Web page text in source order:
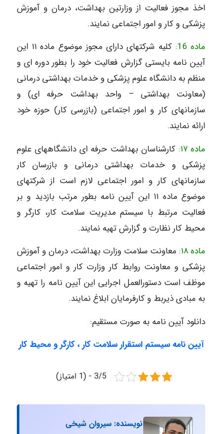
اخذ مجوز فعالیت از وزارتین بهداشت، درمان و آموزش
پزشکی و کار و امور اجتماعی نمایند.
ماده 16:
کلیه شرکتهای دارای مجوز موضوع ماده ۱۱ این
آیین نامه بایستی گزارش فعالیت خود را بطور دوره ای و
منظم به دانشگاه علوم پزشکی و خدمات بهداشتی درمانی
(معاونت بهداشتی – واحد بهداشت حرفه ای) و
سازمانهای کار و امور اجتماعی (بازرسی کار) حوزه خود
ارائه نمایند.
ماده ۱۷:
کارشناسان بهداشت حرفه ای دانشگاههای علوم
پزشکی و خدمات بهداشتی درمانی و بازرسان کار
سازمانهای کار و امور اجتماعی لازم است از شرکتهای
موضوع ماده ۱۱ این آیین نامه بطور مرتب بازدید و بر
فعالیت مرتبط با سیستم مدیریت سلامت کار، کارگر و
محیط کار نظارت و گزارش تهیه نمایند.
ماده ۱۸:
معاونت سلامت وزارت بهداشت، درمان و آموزش
پزشکی و معاونت روابط کار وزارت کار و امور اجتماعی
موظف است دستورالعمل اجرایی این آیین نامه را تهیه و
به مبادی ذیربط و کارفرمایان ابلاغ نمایند.
دانلود آیین نامه به صورت مستقیم:
آیین نامه سیستم استقرار سلامت کار ، کارگر و محیط کار
3/5 - (1 امتیاز)
نویسنده: سیروان شیخی